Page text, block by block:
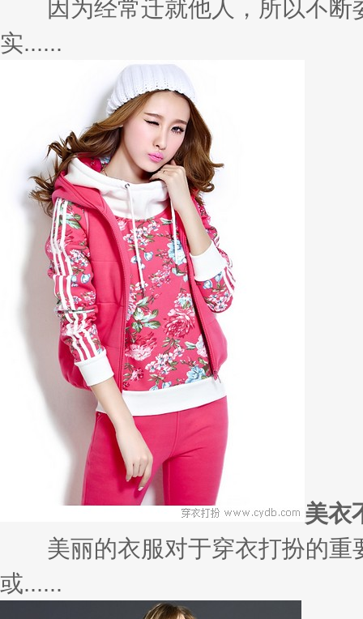
因为经常迁就他人，所以不断
实......
美衣
美丽的衣服对于穿衣打扮的重
或......